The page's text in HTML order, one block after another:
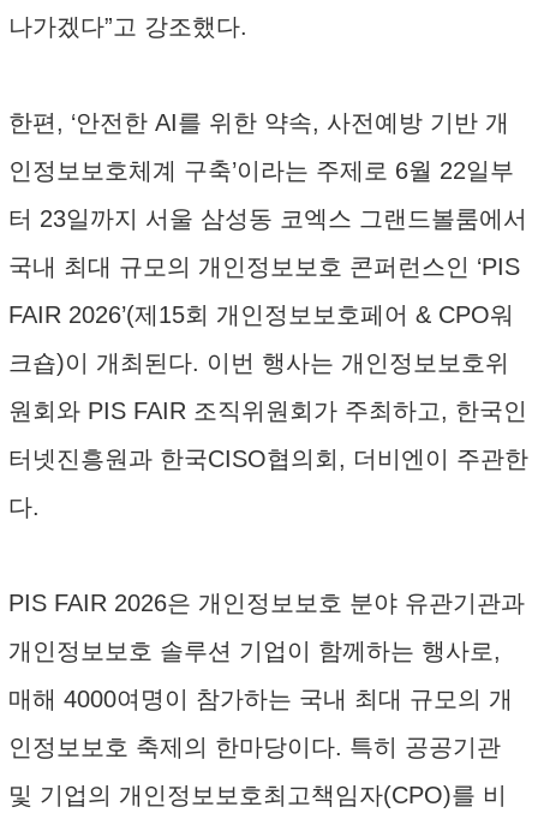
나가겠다”고 강조했다.
한편, ‘안전한 AI를 위한 약속, 사전예방 기반 개
인정보보호체계 구축’이라는 주제로 6월 22일부
터 23일까지 서울 삼성동 코엑스 그랜드볼룸에서
국내 최대 규모의 개인정보보호 콘퍼런스인 ‘PIS
FAIR 2026’(제15회 개인정보보호페어 & CPO워
크숍)이 개최된다. 이번 행사는 개인정보보호위
원회와 PIS FAIR 조직위원회가 주최하고, 한국인
터넷진흥원과 한국CISO협의회, 더비엔이 주관한
다.
PIS FAIR 2026은 개인정보보호 분야 유관기관과
개인정보보호 솔루션 기업이 함께하는 행사로,
매해 4000여명이 참가하는 국내 최대 규모의 개
인정보보호 축제의 한마당이다. 특히 공공기관
및 기업의 개인정보보호최고책임자(CPO)를 비